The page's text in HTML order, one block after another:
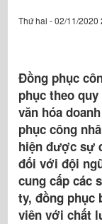
Thứ hai - 02/11/2020
Đồng phục
phục theo
văn hóa
phục công
hiện được sự
đối với đội
cung cấp các
ty, đồng phục
viên với chất